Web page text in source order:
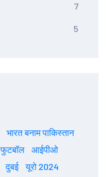
7
5
भारत बनाम पाकिस्तान
फुटबॉल
आईपीओ
दुबई
यूरो 2024